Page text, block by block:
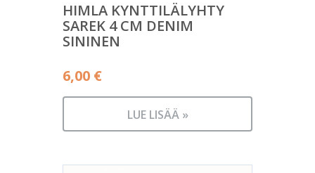
HIMLA KYNTTILÄLYHTY
SAREK 4 CM DENIM
SININEN
6,00 €
LUE LISÄÄ »